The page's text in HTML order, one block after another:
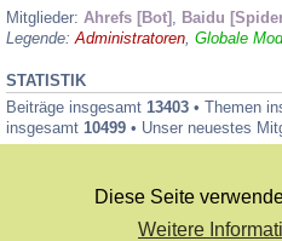
Diese Seite
Weitere
Mitglieder: Ahrefs [Bot] , Baidu
Legende:Administratoren, Globale
STATISTIK
Beiträge insgesamt 13403 • Themen
insgesamt 10499 • Unser neuestes